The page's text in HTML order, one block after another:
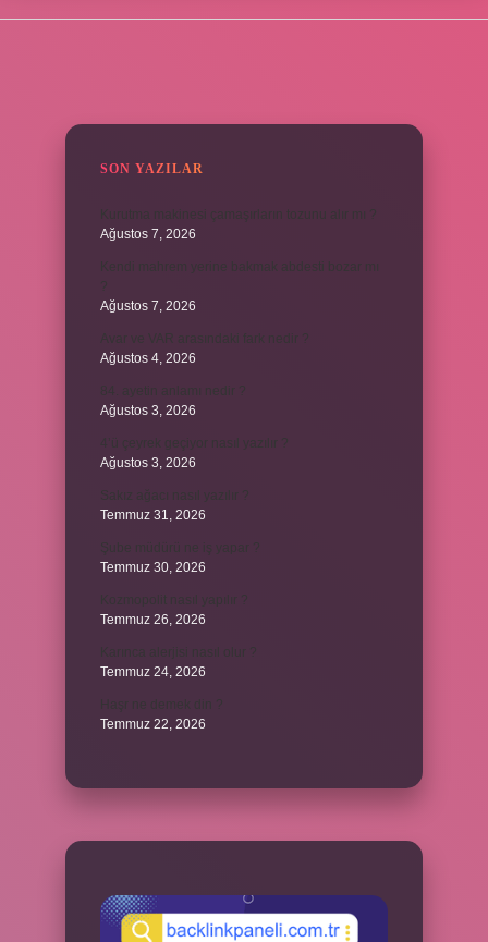
SON YAZILAR
Kurutma makinesi çamaşırların tozunu alır mı ?
Ağustos 7, 2026
Kendi mahrem yerine bakmak abdesti bozar mı
?
Ağustos 7, 2026
Avar ve VAR arasındaki fark nedir ?
Ağustos 4, 2026
84. ayetin anlamı nedir ?
Ağustos 3, 2026
4’ü çeyrek geçiyor nasıl yazılır ?
Ağustos 3, 2026
Temmuz 31, 2026
Şube müdürü ne iş yapar ?
Temmuz 30, 2026
Kozmopolit nasıl yapılır ?
Temmuz 26, 2026
Temmuz 24, 2026
Temmuz 22, 2026